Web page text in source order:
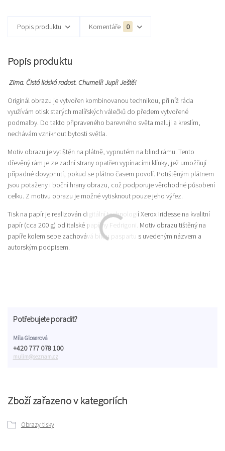
Popis produktu Komentáře 0
Popis produktu
Zima. Čistá lidská radost. Chumelí! Jupí! Ještě!
Originál obrazu je vytvořen kombinovanou technikou, při níž ráda
využívám otisk starých malířských válečků do předem vytvořené
podmalby. Do takto připraveného barevného světa maluji a kreslím,
nechávám vzniknout bytosti světla.
Motiv obrazu je vytištěn na plátně, vypnutém na blind rámu. Tento
dřevěný rám je ze zadní strany opatřen vypínacími klínky, jež umožňují
případné dovypnutí, pokud se plátno časem povolí. Potištěným plátnem
jsou potaženy i boční hrany obrazu, což podporuje věrohodné působení
celku. Z motivu obrazu je možné vytisknout pouze jeho výřez.
Tisk na papír je realizován digitální technologií Xerox Iridesse na kvalitní
papír (cca 200 g) od italské papírny Fedrigoni. Motiv obrazu tištěný na
papíře kolem sebe zachovává bílou paspartu s uvedeným názvem a
autorským podpisem.
Zboží zařazeno v kategoriích
Obrazy tisky
Potřebujete poradit?
Míla Gloserová
+420 777 078 100
mulim@seznam.cz